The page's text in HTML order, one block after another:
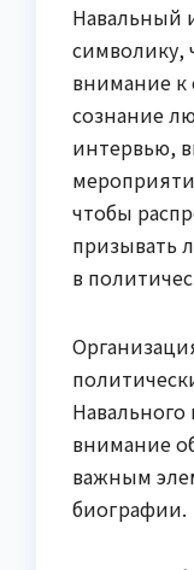
Навальный
символику,
внимание к
сознание
интервью,
чтобы
призывать
в
внимание
важным
биографии.